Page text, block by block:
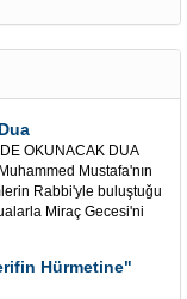
OKUNACAK DUA
Mustafa'nın
Rabbi'yle buluştuğu
Miraç Gecesi'ni
Hürmetine"